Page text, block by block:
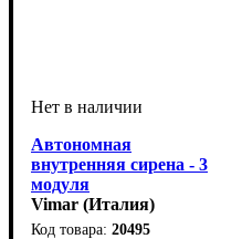
Автономная
внутренняя сирена - 3
модуля
Vimar (Италия)
20495